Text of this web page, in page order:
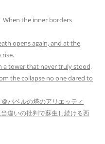
the inner borders
opens again, and at the
rise.
a tower that never truly stood,
the collapse no one dared to
バベルの塔のアリエッティ
違いの批判で蘇生し続ける西